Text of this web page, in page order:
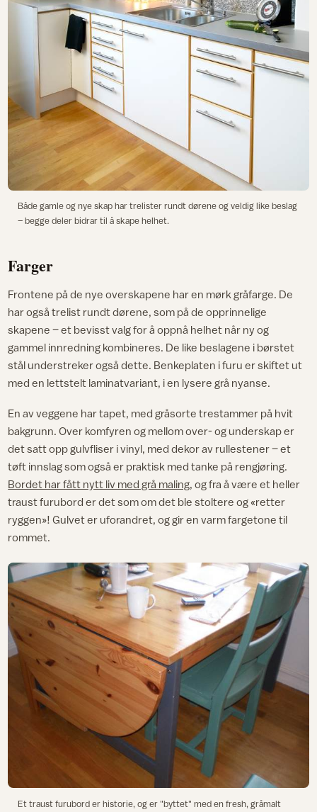
Både gamle og nye skap har trelister rundt dørene og veldig like beslag
– begge deler bidrar til å skape helhet.
Farger
Frontene på de nye overskapene har en mørk gråfarge. De
har også trelist rundt dørene, som på de opprinnelige
skapene – et bevisst valg for å oppnå helhet når ny og
gammel innredning kombineres. De like beslagene i børstet
stål understreker også dette. Benkeplaten i furu er skiftet ut
med en lettstelt laminatvariant, i en lysere grå nyanse.
En av veggene har tapet, med gråsorte trestammer på hvit
bakgrunn. Over komfyren og mellom over- og underskap er
det satt opp gulvfliser i vinyl, med dekor av rullestener – et
tøft innslag som også er praktisk med tanke på rengjøring.
Bordet har fått nytt liv med grå maling, og fra å være et heller
traust furubord er det som om det ble stoltere og «retter
ryggen»! Gulvet er uforandret, og gir en varm fargetone til
rommet.
Et traust furubord er historie, og er "byttet" med en fresh, gråmalt